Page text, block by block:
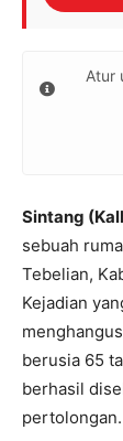
Atur
Sintang
sebuah
Tebelian,
Kejadian
berusia 65
berhasil
pertolongan.